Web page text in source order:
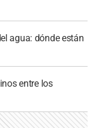
agua: dónde están
entre los